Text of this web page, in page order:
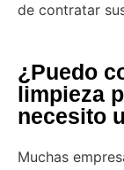
de contratar
¿Puedo
limpieza
necesito
Muchas